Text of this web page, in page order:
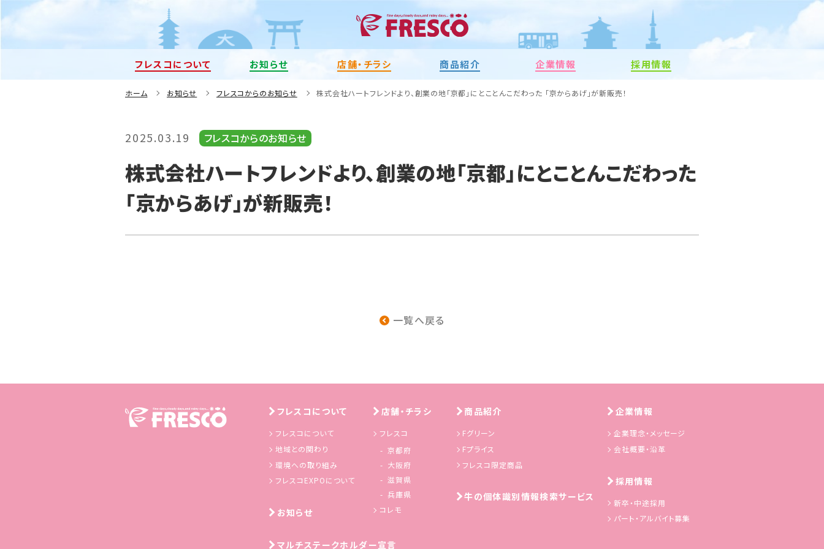
フレスコについて お知らせ 店舗・チラシ 商品紹介 企業情報 採用情報
ホーム お知らせ フレスコからのお知らせ 株式会社ハートフレンドより、創業の地「京都」にとことんこだわった 「京からあげ」が新販売！
2025.03.19 フレスコからのお知らせ
株式会社ハートフレンドより、創業の地「京都」にとことんこだわった
「京からあげ」が新販売！
一覧へ戻る
フレスコについて
フレスコについて
地域との関わり
環境への取り組み
フレスコEXPOについて
お知らせ
マルチステークホルダー宣言
店舗・チラシ
フレスコ
京都府
大阪府
滋賀県
兵庫県
コレモ
商品紹介
Fグリーン
Fプライス
フレスコ限定商品
牛の個体識別情報検索サービス
企業情報
企業理念・メッセージ
会社概要・沿革
採用情報
新卒・中途採用
パート・アルバイト募集